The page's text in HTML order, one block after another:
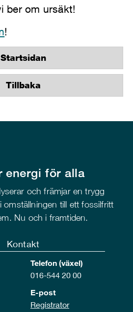
ber om ursäkt!
!
Startsidan
Tillbaka
energi för alla
och främjar en trygg
omställningen till ett fossilfritt
Nu och i framtiden.
Kontakt
Telefon (växel)
016-544 20 00
E-post
Registrator